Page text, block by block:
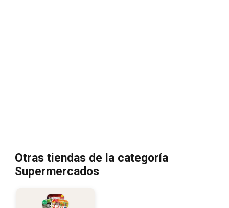
Otras tiendas de la categoría
Supermercados